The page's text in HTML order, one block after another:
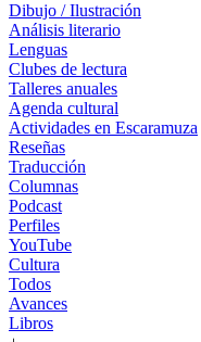
Dibujo / Ilustración
Análisis literario
Lenguas
Clubes de lectura
Talleres anuales
Agenda cultural
Actividades en Escaramuza
Reseñas
Traducción
Columnas
Podcast
Perfiles
YouTube
Cultura
Todos
Avances
Libros